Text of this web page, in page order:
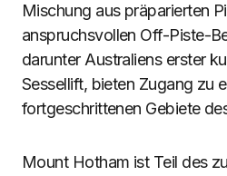
Mischung aus präparierten
anspruchsvollen Off-Piste-
darunter Australiens erster
Sessellift, bieten Zugang zu
fortgeschrittenen Gebiete
Mount Hotham ist Teil des